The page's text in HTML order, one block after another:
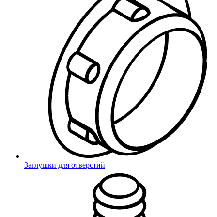
Заглушки для отверстий
Техническая фурнитура
Защита вала двигателя
Защита банджо-болта
Для пресс-масленок
Защита проводов
Защита шлангов
Заклепки
DIN 43650
Универсальные опоры
Регулируемые опоры
Для круглых труб
Для квадратных труб